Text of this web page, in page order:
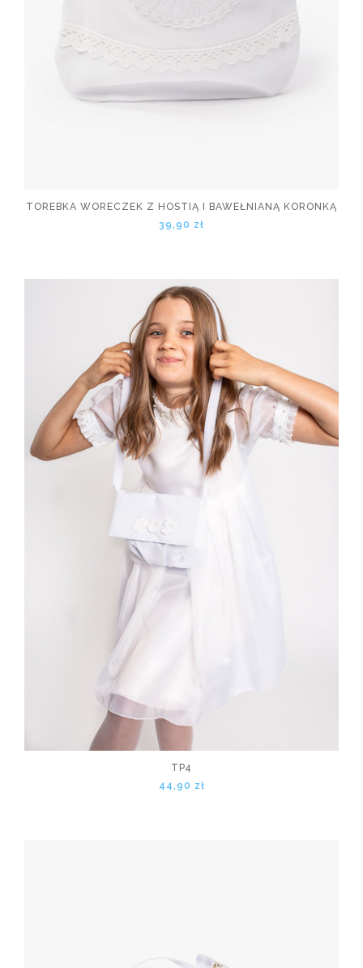
TOREBKA WORECZEK Z HOSTIĄ I BAWEŁNIANĄ KORONKĄ
39,90 zł
TP4
44,90 zł